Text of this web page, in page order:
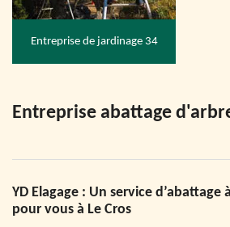
Entreprise de jardinage 34
Entreprise abattage
YD Elagage : Un service d’abattage
pour vous à Le Cros